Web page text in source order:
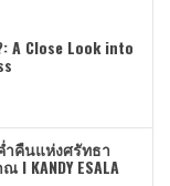
A Close Look into
ำคืนแห่งศรัทธา
KANDY ESALA